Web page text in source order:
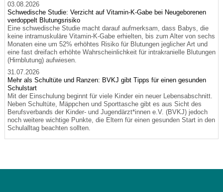
03.08.2026
Schwedische Studie: Verzicht auf Vitamin-K-Gabe bei Neugeborenen
verdoppelt Blutungsrisiko
Eine schwedische Studie macht darauf aufmerksam, dass Babys, die
keine intramuskuläre Vitamin-K-Gabe erhielten, bis zum Alter von sechs
Monaten eine um 52% erhöhtes Risiko für Blutungen jeglicher Art und
eine fast dreifach erhöhte Wahrscheinlichkeit für intrakranielle Blutungen
(Hirnblutung) aufwiesen.
31.07.2026
Mehr als Schultüte und Ranzen: BVKJ gibt Tipps für einen gesunden
Schulstart
Mit der Einschulung beginnt für viele Kinder ein neuer Lebensabschnitt.
Neben Schultüte, Mäppchen und Sporttasche gibt es aus Sicht des
Berufsverbands der Kinder- und Jugendärzt*innen e.V. (BVKJ) jedoch
noch weitere wichtige Punkte, die Eltern für einen gesunden Start in den
Schulalltag beachten sollten.